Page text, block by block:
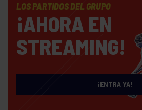
LOS PARTIDOS DEL GRUPO
¡AHORA EN
STREAMING!
¡ENTRA YA!